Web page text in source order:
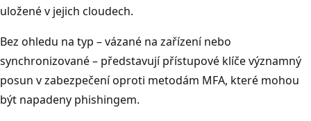
uložené v jejich cloudech.
Bez ohledu na typ – vázané na zařízení nebo
synchronizované – představují přístupové klíče významný
posun v zabezpečení oproti metodám MFA, které mohou
být napadeny phishingem.